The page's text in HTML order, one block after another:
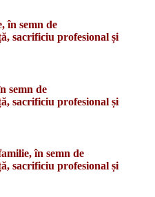
în semn de
sacrificiu profesional și
semn de
sacrificiu profesional și
în semn de
sacrificiu profesional și